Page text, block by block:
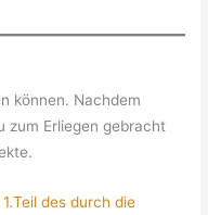
können. Nachdem
zum Erliegen gebracht
1.Teil des durch die